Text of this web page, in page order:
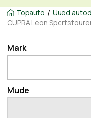
Topauto / Uued autod
CUPRA Leon
Mark
Mudel